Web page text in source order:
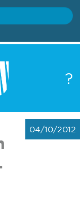
?
04/10/2012